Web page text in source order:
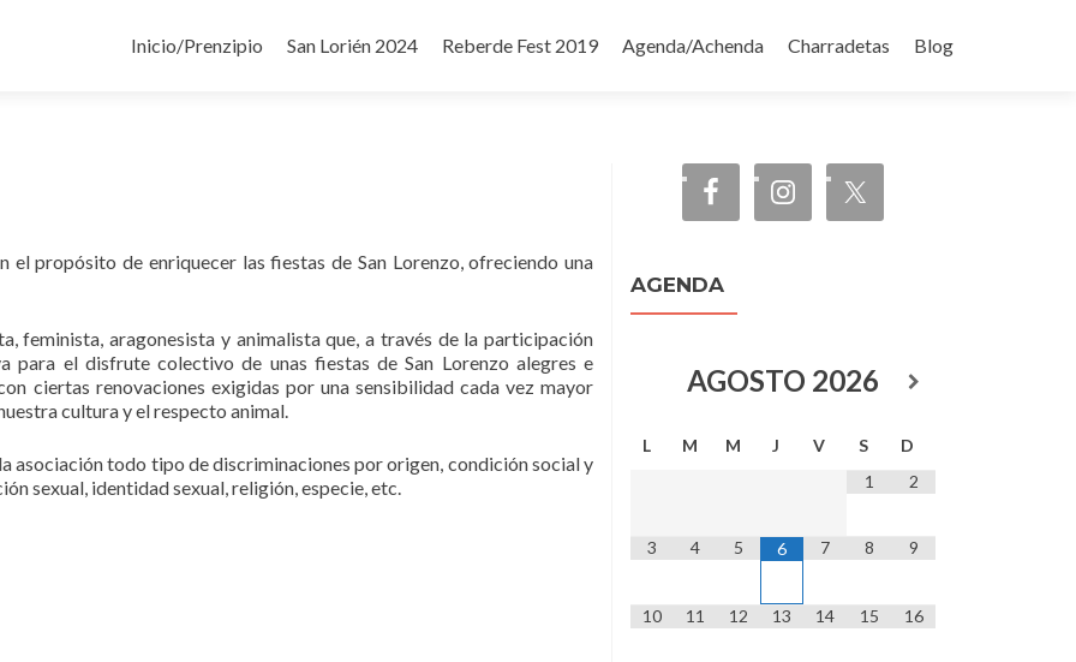
al
Inicio/Prenzipio San Lorién 2024 Reberde Fest 2019 Agenda/Achenda Charradetas Blog
el propósito de enriquecer las fiestas de San Lorenzo, ofreciendo una
feminista, aragonesista y animalista que, a través de la participación
para el disfrute colectivo de unas fiestas de San Lorenzo alegres e
ciertas renovaciones exigidas por una sensibilidad cada vez mayor
cultura y el respecto animal.
asociación todo tipo de discriminaciones por origen, condición social y
sexual, identidad sexual, religión, especie, etc.
AGENDA
AGOSTO 2026
L M M J V S
D
1
2
3 4 5 6 7 8 9
10 11 12 13 14 15 16